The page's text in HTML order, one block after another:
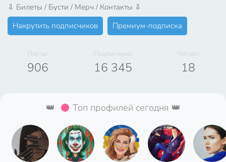
⇩ Билеты / Бусти / Мерч / Контакты ⇩
Накрутить подписчиков
Премиум-подписка
Посты:
906
Подписчики:
16 345
Читает:
18
👑 Топ профилей сегодня 👑